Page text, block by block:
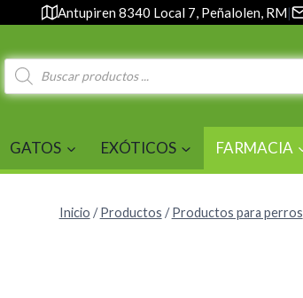
Antupiren 8340 Local 7, Peñalolen, RM|
Búsqueda
de
productos
GATOS EXÓTICOS FARMACIA
Inicio / Productos / Productos para perros